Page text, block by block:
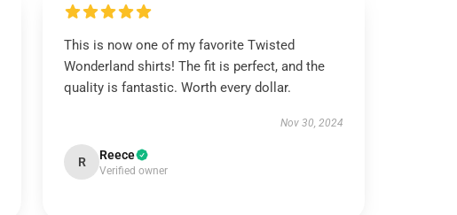
This is now one of my favorite Twisted
Wonderland shirts! The fit is perfect, and the
quality is fantastic. Worth every dollar.
Nov 30, 2024
R Reece
Verified owner